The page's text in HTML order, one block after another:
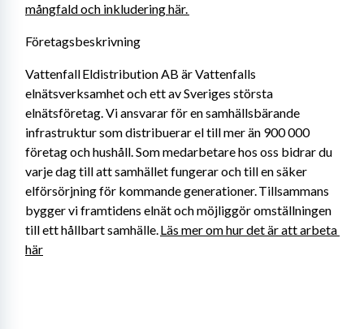
mångfald och inkludering här.
Företagsbeskrivning
Vattenfall Eldistribution AB är Vattenfalls
elnätsverksamhet och ett av Sveriges största
elnätsföretag. Vi ansvarar för en samhällsbärande
infrastruktur som distribuerar el till mer än 900 000
företag och hushåll. Som medarbetare hos oss bidrar du
varje dag till att samhället fungerar och till en säker
elförsörjning för kommande generationer. Tillsammans
bygger vi framtidens elnät och möjliggör omställningen
till ett hållbart samhälle. Läs mer om hur det är att arbeta
här